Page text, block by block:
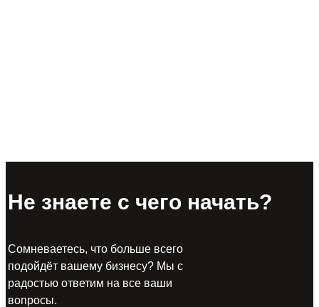
Не знаете с чего начать?
Сомневаетесь, что больше всего
подойдёт вашему бизнесу? Мы с
радостью ответим на все ваши
вопросы.